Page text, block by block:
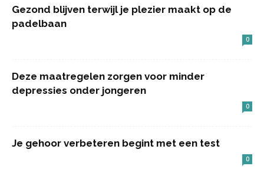
Gezond blijven terwijl je plezier maakt op de
padelbaan
0
Deze maatregelen zorgen voor minder
depressies onder jongeren
0
Je gehoor verbeteren begint met een test
0